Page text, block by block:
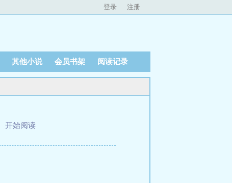
登录 注册
其他小说 会员书架 阅读记录
开始阅读